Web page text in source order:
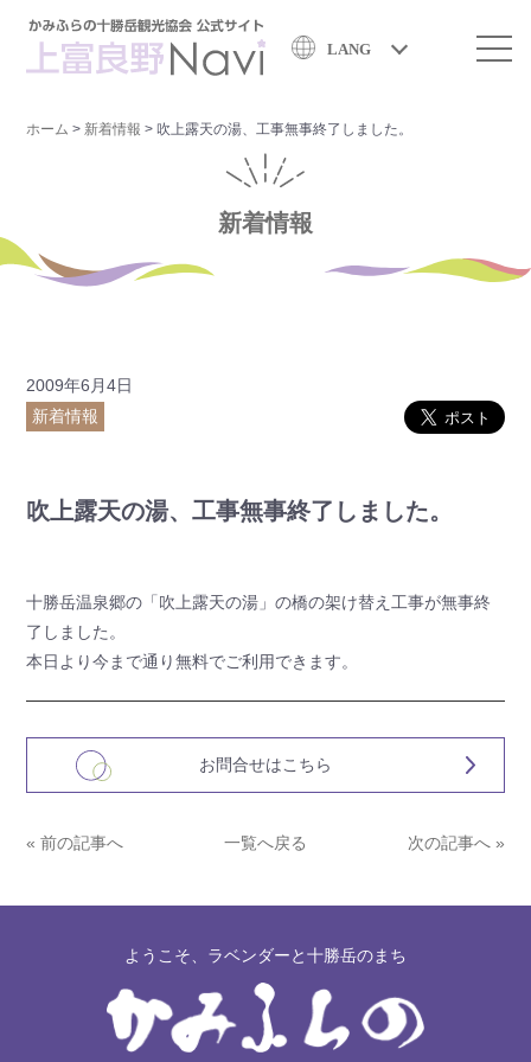
LANG
ホーム > 新着情報 > 吹上露天の湯、工事無事終了しました。
新着情報
2009年6月4日
新着情報
吹上露天の湯、工事無事終了しました。
十勝岳温泉郷の「吹上露天の湯」の橋の架け替え工事が無事終
了しました。
本日より今まで通り無料でご利用できます。
お問合せはこちら
« 前の記事へ 一覧へ戻る 次の記事へ »
ようこそ、ラベンダーと十勝岳のまち